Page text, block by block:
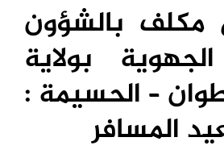
مكلف بالشؤون
بولاية
– الحسيمة :
المسافر